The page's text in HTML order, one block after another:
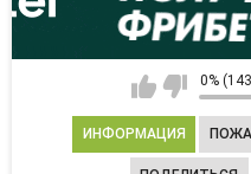
0%
ИНФОРМАЦИЯ